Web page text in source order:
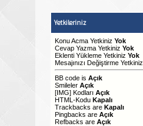
Yetkileriniz
Konu Acma Yetkiniz Yok
Cevap Yazma Yetkiniz Yok
Eklenti Yükleme Yetkiniz Yok
Mesajınızı Değiştirme Yetkiniz
BB code is Açık
Smileler Açık
[IMG] Kodları Açık
HTML-Kodu Kapalı
Trackbacks are Kapalı
Pingbacks are Açık
Refbacks are Açık